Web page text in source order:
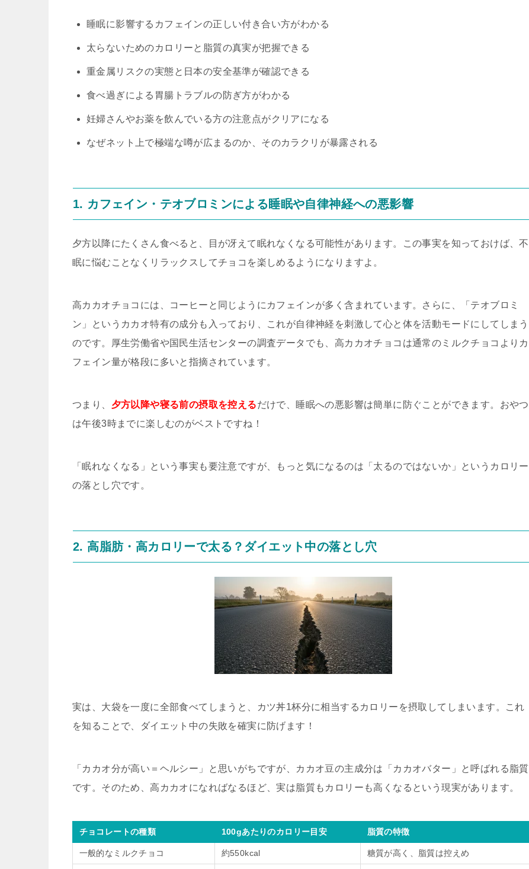
睡眠に影響するカフェインの正しい付き合い方がわかる
太らないためのカロリーと脂質の真実が把握できる
重金属リスクの実態と日本の安全基準が確認できる
食べ過ぎによる胃腸トラブルの防ぎ方がわかる
妊婦さんやお薬を飲んでいる方の注意点がクリアになる
なぜネット上で極端な噂が広まるのか、そのカラクリが暴露される
1. カフェイン・テオブロミンによる睡眠や自律神経への悪影響
夕方以降にたくさん食べると、目が冴えて眠れなくなる可能性があります。この事実を知っておけば、不
眠に悩むことなくリラックスしてチョコを楽しめるようになりますよ。
高カカオチョコには、コーヒーと同じようにカフェインが多く含まれています。さらに、「テオブロミ
ン」というカカオ特有の成分も入っており、これが自律神経を刺激して心と体を活動モードにしてしまう
のです。厚生労働省や国民生活センターの調査データでも、高カカオチョコは通常のミルクチョコよりカ
フェイン量が格段に多いと指摘されています。
つまり、 夕方以降や寝る前の摂取を控えるだけで、睡眠への悪影響は簡単に防ぐことができます。おやつ
は午後3時までに楽しむのがベストですね！
「眠れなくなる」という事実も要注意ですが、もっと気になるのは「太るのではないか」というカロリー
の落とし穴です。
2. 高脂肪・高カロリーで太る？ダイエット中の落とし穴
実は、大袋を一度に全部食べてしまうと、カツ丼1杯分に相当するカロリーを摂取してしまいます。これ
を知ることで、ダイエット中の失敗を確実に防げます！
「カカオ分が高い＝ヘルシー」と思いがちですが、カカオ豆の主成分は「カカオバター」と呼ばれる脂質
です。そのため、高カカオになればなるほど、実は脂質もカロリーも高くなるという現実があります。
チョコレートの種類 100gあたりのカロリー目安 脂質の特徴
一般的なミルクチョコ 約550kcal 糖質が高く、脂質は控えめ